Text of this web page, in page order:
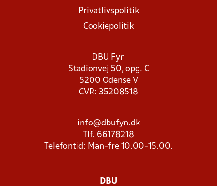
Privatlivspolitik
Cookiepolitik
DBU Fyn
Stadionvej 50, opg. C
5200 Odense V
CVR: 35208518
info@dbufyn.dk
Tlf. 66178218
Telefontid: Man-fre 10.00-15.00.
DBU